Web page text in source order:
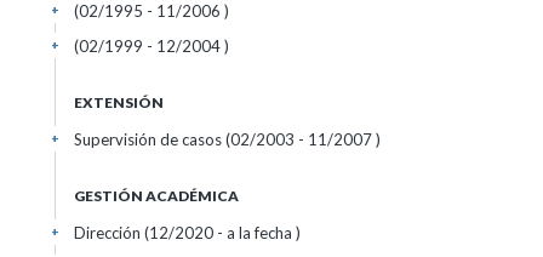
(02/1995 - 11/2006 )
+
(02/1999 - 12/2004 )
+
EXTENSIÓN
Supervisión de casos (02/2003 - 11/2007 )
+
GESTIÓN ACADÉMICA
Dirección (12/2020 - a la fecha )
+